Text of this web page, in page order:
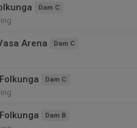
Dam C
Arena Dam C
Dam C
Dam B